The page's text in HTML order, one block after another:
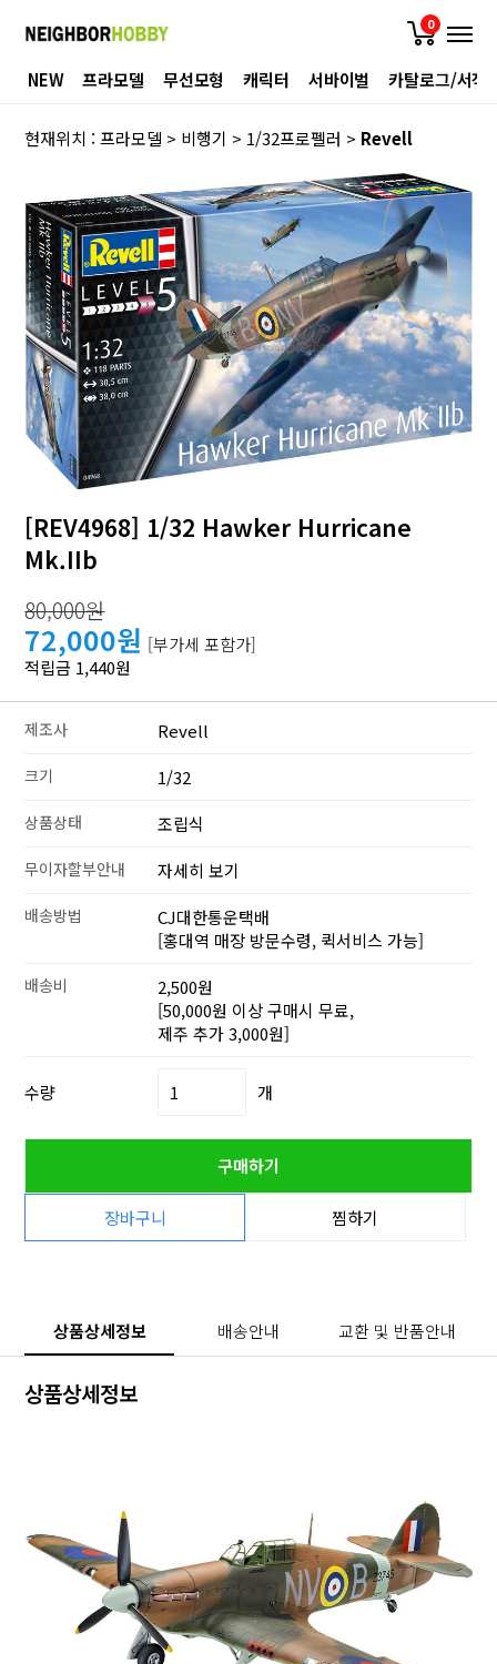
0
NEW 프라모델 무선모형 캐릭터 서바이벌 카탈로그/서적
현재위치 :프라모델 > 비행기 > 1/32프로펠러 > Revell
[REV4968] 1/32 Hawker Hurricane
Mk.IIb
80,000원
72,000원 [부가세 포함가]
적립금 1,440원
제조사 Revell
크기 1/32
상품상태 조립식
무이자할부안내 자세히 보기
배송방법
CJ대한통운택배
[홍대역 매장 방문수령, 퀵서비스 가능]
배송비
2,500원
[50,000원 이상 구매시 무료,
제주 추가 3,000원]
수량 개
구매하기
장바구니 찜하기
상품상세정보 배송안내 교환 및 반품안내
상품상세정보